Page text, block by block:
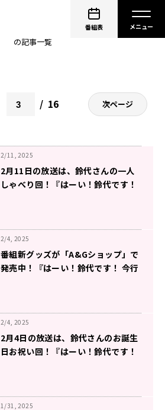
番組表
の記事一覧
16 次ページ
2/11, 2025
2月11日の放送は、鈴代さんの一人
しゃべり回！『はーい！鈴代です！
2/4, 2025
番組新グッズが「A&Gショップ」で
発売中！『はーい！鈴代です！ 今行
2/4, 2025
2月4日の放送は、鈴代さんのお誕生
日お祝い回！『はーい！鈴代です！
1/31, 2025